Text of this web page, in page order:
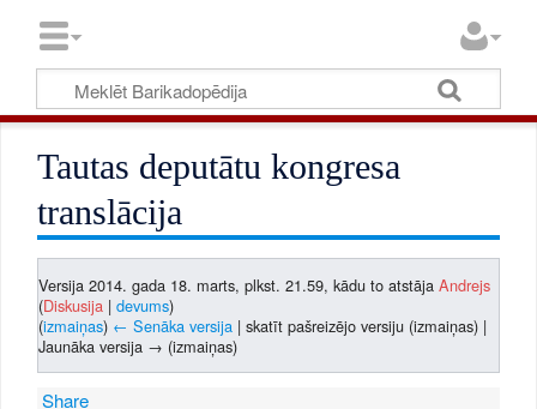
Tautas deputātu kongresa
translācija
Versija 2014. gada 18. marts, plkst. 21.59, kādu to atstājaAndrejs
(Diskusija |devums)
(izmaiņas) ← Senāka versija | skatīt pašreizējo versiju (izmaiņas) |
Jaunāka versija → (izmaiņas)
Share